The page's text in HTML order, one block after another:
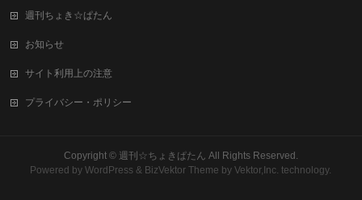
週刊ちょき☆ぱたん
お知らせ
サイト利用上の注意
プライバシー・ポリシー
Copyright © 週刊☆ちょきぱたん All Rights Reserved.
Powered byWordPress & BizVektor Theme by Vektor,Inc. technology.